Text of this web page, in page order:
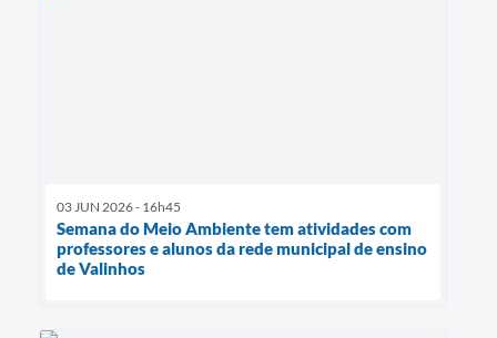
03 JUN 2026 - 16h45
Semana do Meio Ambiente tem atividades com
professores e alunos da rede municipal de ensino
de Valinhos